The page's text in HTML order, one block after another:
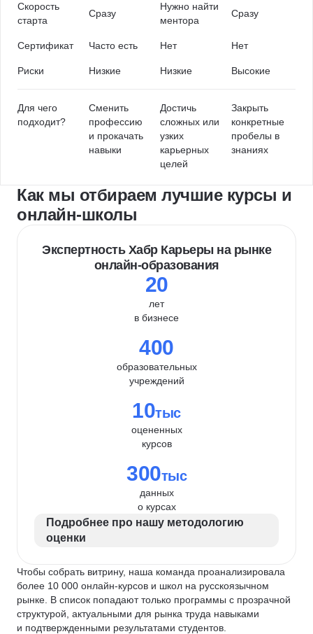
Скорость
старта
Сразу
Нужно найти
ментора
Сразу
Сертификат Часто есть Нет Нет
Риски Низкие Низкие Высокие
Для чего
подходит?
Сменить
профессию
и прокачать
навыки
Достичь
сложных или
узких
карьерных
целей
Закрыть
конкретные
пробелы в
знаниях
Как мы отбираем лучшие курсы и
онлайн-школы
Экспертность Хабр Карьеры на рынке
онлайн-образования
20
лет
в бизнесе
400
образовательных
учреждений
10тыс
оцененных
курсов
300тыс
данных
о курсах
Подробнее про нашу методологию
оценки
Чтобы собрать витрину, наша команда проанализировала
более 10 000 онлайн-курсов и школ на русскоязычном
рынке. В список попадают только программы с прозрачной
структурой, актуальными для рынка труда навыками
и подтвержденными результатами студентов.